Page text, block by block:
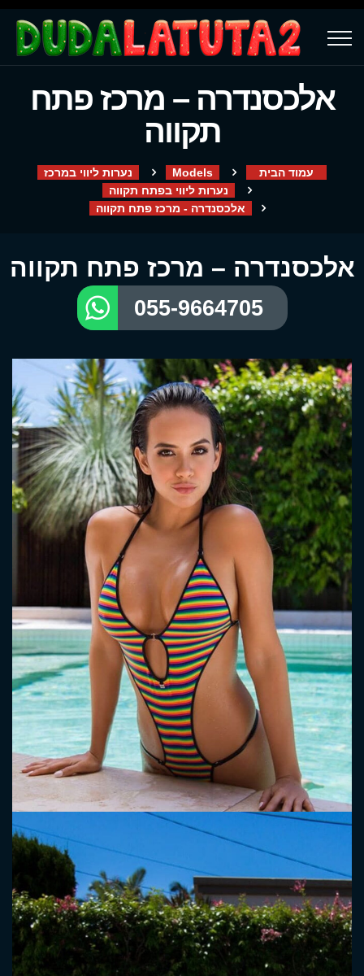
אלכסנדרה – מרכז פתח
תקווה
עמוד הבית Models
נערות ליווי במרכז
נערות ליווי בפתח תקווה
אלכסנדרה - מרכז פתח תקווה
אלכסנדרה – מרכז פתח תקווה
055-9664705